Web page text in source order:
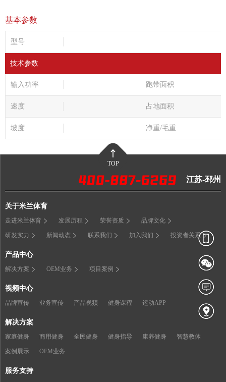
基本参数
型号
技术参数
输入功率 跑带面积
速度 占地面积
坡度 净重/毛重
TOP
江苏-邳州
关于米兰体育
走进米兰体育 发展历程 荣誉资质 品牌文化
研发实力 新闻动态 联系我们 加入我们 投资者关系
产品中心
解决方案 OEM业务 项目案例
视频中心
品牌宣传 业务宣传 产品视频 健身课程 运动APP
解决方案
家庭健身 商用健身 全民健身 健身指导 康养健身 智慧教体
案例展示 OEM业务
服务支持